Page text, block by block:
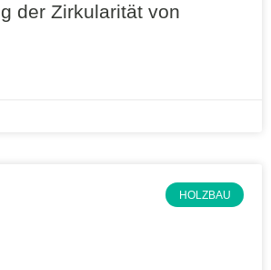
der Zirkularität von
HOLZBAU